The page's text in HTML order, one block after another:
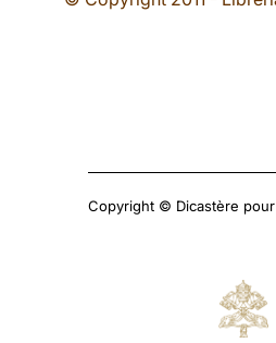
Copyright © Dicastère